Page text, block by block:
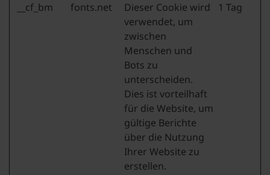
__cf_bm
fonts.net
Dieser Cookie wird
verwendet, um
zwischen
Menschen und
Bots zu
unterscheiden.
Dies ist vorteilhaft
für die Website, um
gültige Berichte
über die Nutzung
Ihrer Website zu
erstellen.
1 Tag